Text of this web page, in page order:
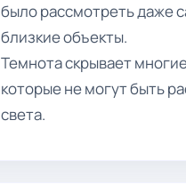
было рассмотреть даже
близкие объекты.
Темнота скрывает
которые не могут быть
света.